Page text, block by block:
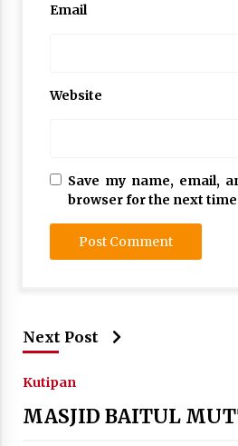
Email
Website
Save my name, email,
browser for the next
Next Post
Kutipan
MASJID BAITUL